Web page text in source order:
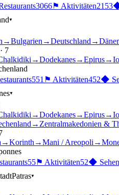
3066⚑ Aktivitäten2153
▾
→Bulgarien →Deutschland →
· 7
→Dodekanes→Epirus→
551 ⚑ Aktivitäten452◆
▾
→Dodekanes→Epirus→
→ Zentralmakedonien &
→Korinth →Mani / Areopoli →
55⚑ Aktivitäten52◆
Patras▾